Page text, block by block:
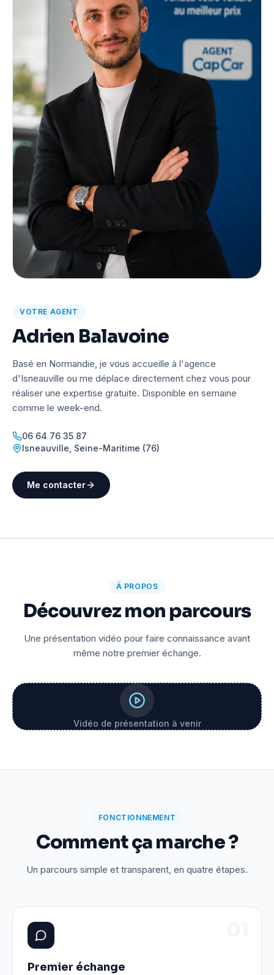
VOTRE AGENT
Adrien Balavoine
Basé en Normandie, je vous accueille à l'agence
d'Isneauville ou me déplace directement chez vous pour
réaliser une expertise gratuite. Disponible en semaine
comme le week-end.
06 64 76 35 87
Isneauville Seine-Maritime (76)
Me contacter
À PROPOS
Découvrez mon parcours
Une présentation vidéo pour faire connaissance avant
même notre premier échange.
Vidéo de présentation à venir
FONCTIONNEMENT
Comment ça marche ?
Un parcours simple et transparent, en quatre étapes.
Premier échange